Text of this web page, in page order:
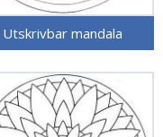
Utskrivbar mandala